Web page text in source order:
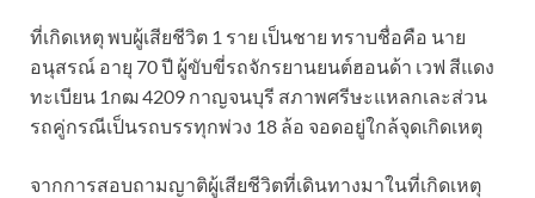
ที่เกิดเหตุ พบผู้เสียชีวิต 1 ราย เป็นชาย ทราบชื่อคือ นาย
อนุสรณ์ อายุ 70 ปี ผู้ขับขี่รถจักรยานยนต์ฮอนด้า เวฟ สีแดง
ทะเบียน 1กฒ 4209 กาญจนบุรี สภาพศรีษะแหลกเละส่วน
รถคู่กรณีเป็นรถบรรทุกพ่วง 18 ล้อ จอดอยู่ใกล้จุดเกิดเหตุ
จากการสอบถามญาติผู้เสียชีวิตที่เดินทางมาในที่เกิดเหตุ